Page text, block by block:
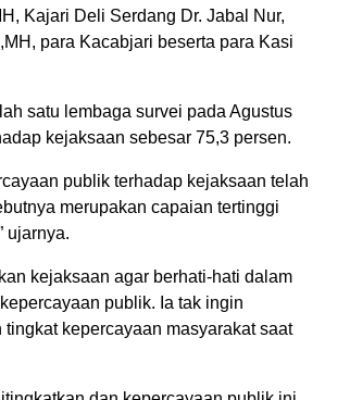
Kajari Deli Serdang Dr. Jabal Nur,
para Kacabjari beserta para Kasi
satu lembaga survei pada Agustus
kejaksaan sebesar 75,3 persen.
publik terhadap kejaksaan telah
merupakan capaian tertinggi
ujarnya.
kejaksaan agar berhati-hati dalam
publik. Ia tak ingin
kepercayaan masyarakat saat